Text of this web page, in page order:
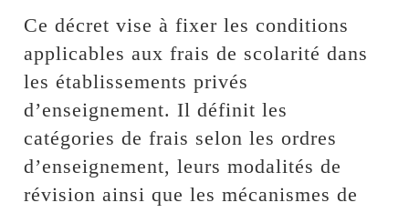
Ce décret vise à fixer les conditions
applicables aux frais de scolarité dans
les établissements privés
d’enseignement. Il définit les
catégories de frais selon les ordres
d’enseignement, leurs modalités de
révision ainsi que les mécanismes de